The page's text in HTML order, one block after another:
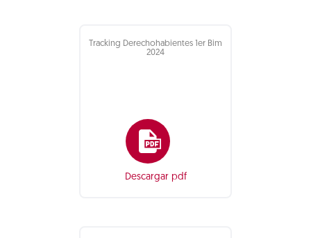
Tracking Derechohabientes 1er Bim
2024
Descargar pdf